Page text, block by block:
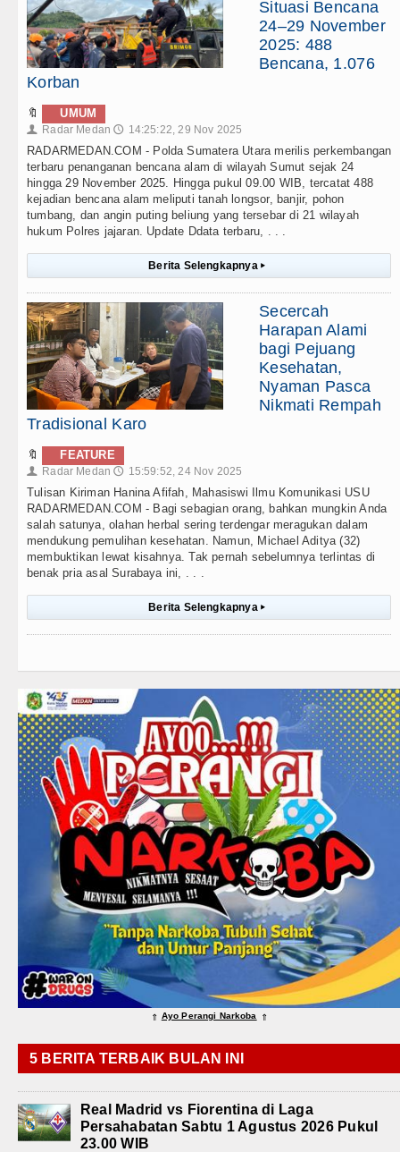
Situasi Bencana
24–29 November
2025: 488
Bencana, 1.076
Korban
🔖 UMUM
👤 Radar Medan 🕔 14:25:22, 29 Nov 2025
RADARMEDAN.COM - Polda Sumatera Utara merilis perkembangan
terbaru penanganan bencana alam di wilayah Sumut sejak 24
hingga 29 November 2025. Hingga pukul 09.00 WIB, tercatat 488
kejadian bencana alam meliputi tanah longsor, banjir, pohon
tumbang, dan angin puting beliung yang tersebar di 21 wilayah
hukum Polres jajaran. Update Ddata terbaru, . . .
Berita Selengkapnya ▸
Secercah
Harapan Alami
bagi Pejuang
Kesehatan,
Nyaman Pasca
Nikmati Rempah
Tradisional Karo
🔖 FEATURE
👤 Radar Medan 🕔 15:59:52, 24 Nov 2025
Tulisan Kiriman Hanina Afifah, Mahasiswi Ilmu Komunikasi USU
RADARMEDAN.COM - Bagi sebagian orang, bahkan mungkin Anda
salah satunya, olahan herbal sering terdengar meragukan dalam
mendukung pemulihan kesehatan. Namun, Michael Aditya (32)
membuktikan lewat kisahnya. Tak pernah sebelumnya terlintas di
benak pria asal Surabaya ini, . . .
Berita Selengkapnya ▸
⇑ Ayo Perangi Narkoba ⇑
5 BERITA TERBAIK BULAN INI
Real Madrid vs Fiorentina di Laga
Persahabatan Sabtu 1 Agustus 2026 Pukul
23.00 WIB